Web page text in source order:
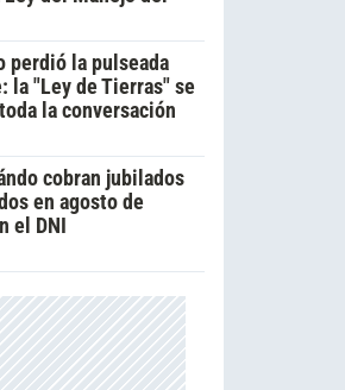
perdió la pulseada
la "Ley de Tierras" se
la conversación
cobran jubilados
en agosto de
el DNI